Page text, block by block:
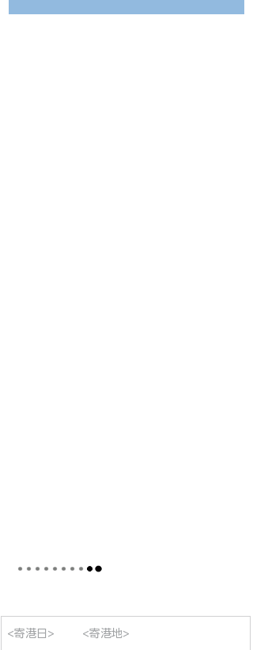
<寄港日> <寄港地>